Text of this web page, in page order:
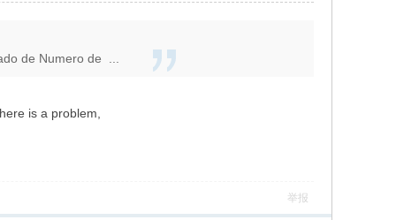
de Numero de ...
is a problem,
举报